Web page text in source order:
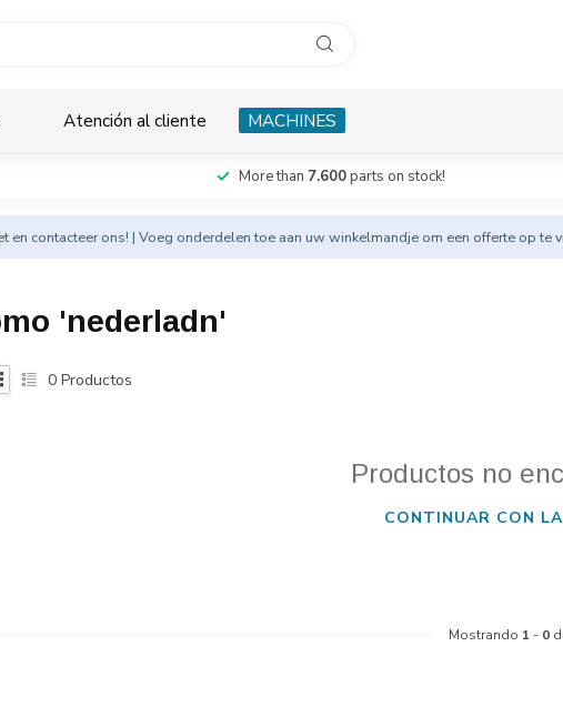
Atención al cliente MACHINES
More than 7.600parts on stock!
en contacteer ons! | Voeg onderdelen toe aan uw winkelmandje om een offerte op te
'nederladn'
0 Productos
Productos no
CONTINUAR CON
Mostrando 1 - 0